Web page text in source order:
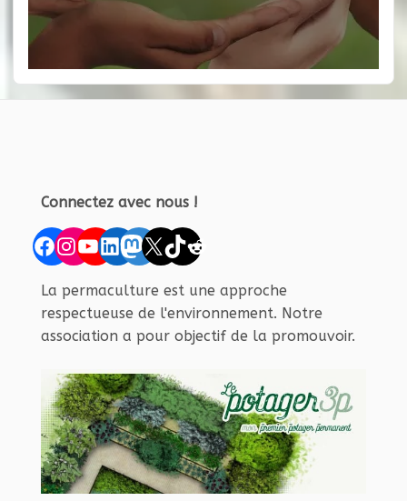
Connectez avec nous !
Facebook
Instagram
YouTube
LinkedIn
Mastodon
X TikTok
Reddit
La permaculture est une approche
respectueuse de l'environnement. Notre
association a pour objectif de la promouvoir.